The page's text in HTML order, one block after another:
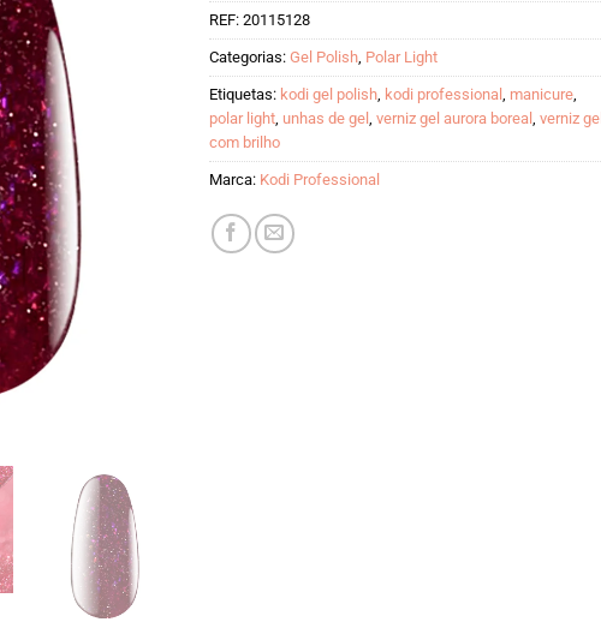
REF: 20115128
Categorias: Gel Polish Polar Light
Etiquetas: kodi gel polish kodi professional manicure
polar light unhas de gel verniz gel aurora boreal
verniz gel
com brilho
Marca: Kodi Professional